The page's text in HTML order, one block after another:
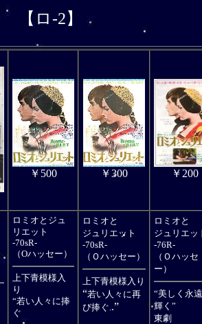
【ロ-2】
￥500 ￥300 ￥200
ロミオとジュ
リエット
-70sR-
（Oハッセー）
上下青模様入
り
“若い人々に捧
ぐ
ロミオと
ジュリエット
-70sR-
（Ｏハッセー）
上下青模様入り
“若い人々に再
び捧ぐ..”
ロミオと
ジュリエッ
-76R-
（Ｏハッセ
ー）
“美しく永
輝く”
東劇